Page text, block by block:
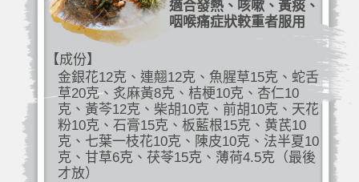
適合發熱、咳嗽、黃痰、
咽喉痛症狀較重者服用
【成份】
金銀花12克、連翹12克、魚腥草15克、蛇舌
草20克、炙麻黃8克、桔梗10克、杏仁10
克、黃芩12克、柴胡10克、前胡10克、天花
粉10克、石膏15克、板藍根15克、黄芪10
克、七葉一枝花10克、陳皮10克、法半夏10
克、甘草6克、茯苓15克、薄荷4.5克（最後
才放）